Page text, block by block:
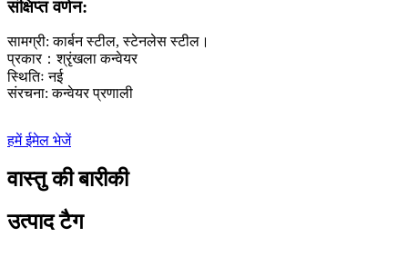
संक्षिप्त वर्णन:
सामग्री: कार्बन स्टील, स्टेनलेस स्टील।
प्रकार：श्रृंखला कन्वेयर
स्थितिः नई
संरचना: कन्वेयर प्रणाली
हमें ईमेल भेजें
वास्तु की बारीकी
उत्पाद टैग